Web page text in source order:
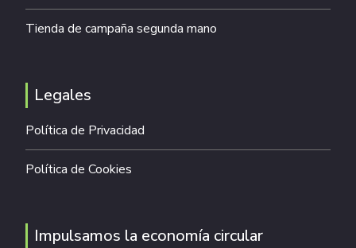
Tienda de campaña segunda mano
Legales
Política de Privacidad
Política de Cookies
Impulsamos la economía circular